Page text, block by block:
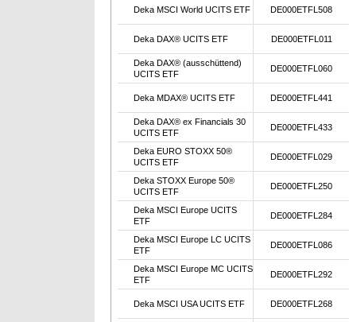
Deka MSCI World UCITS ETF DE000ETFL508
Deka DAX® UCITS ETF DE000ETFL011
Deka DAX® (ausschüttend)
UCITS ETF
DE000ETFL060
Deka MDAX® UCITS ETF DE000ETFL441
Deka DAX® ex Financials 30
UCITS ETF
DE000ETFL433
Deka EURO STOXX 50®
UCITS ETF
DE000ETFL029
Deka STOXX Europe 50®
UCITS ETF
DE000ETFL250
Deka MSCI Europe UCITS
ETF
DE000ETFL284
Deka MSCI Europe LC UCITS
ETF
DE000ETFL086
Deka MSCI Europe MC UCITS
ETF
DE000ETFL292
Deka MSCI USA UCITS ETF DE000ETFL268